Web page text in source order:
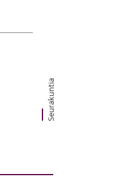
Seurakuntia